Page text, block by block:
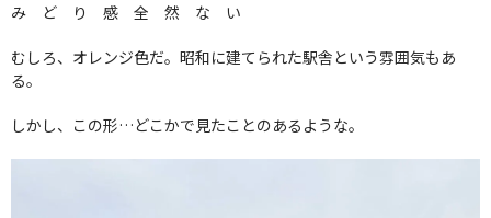
み ど り 感 全 然 な い
むしろ、オレンジ色だ。昭和に建てられた駅舎という雰囲気もあ
る。
しかし、この形…どこかで見たことのあるような。